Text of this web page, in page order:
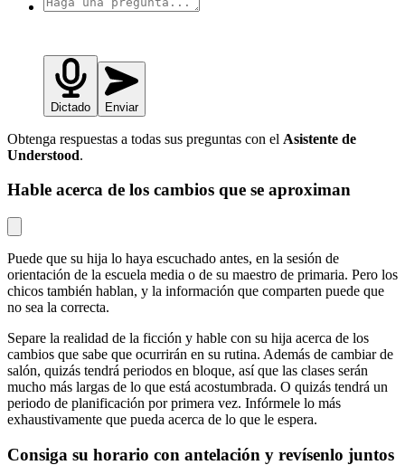
Dictado Enviar
Obtenga respuestas a todas sus preguntas con el Asistente de
Understood.
Hable acerca de los cambios que se aproximan
Puede que su hija lo haya escuchado antes, en la sesión de
orientación de la escuela media o de su maestro de primaria. Pero los
chicos también hablan, y la información que comparten puede que
no sea la correcta.
Separe la realidad de la ficción y hable con su hija acerca de los
cambios que sabe que ocurrirán en su rutina. Además de cambiar de
salón, quizás tendrá periodos en bloque, así que las clases serán
mucho más largas de lo que está acostumbrada. O quizás tendrá un
periodo de planificación por primera vez. Infórmele lo más
exhaustivamente que pueda acerca de lo que le espera.
Consiga su horario con antelación y revísenlo juntos